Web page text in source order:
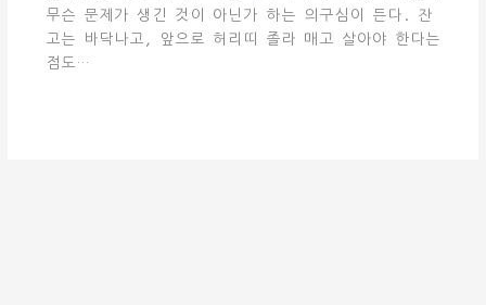
무슨 문제가 생긴 것이 아닌가 하는 의구심이 든다. 잔
고는 바닥나고, 앞으로 허리띠 졸라 매고 살아야 한다는
점도…